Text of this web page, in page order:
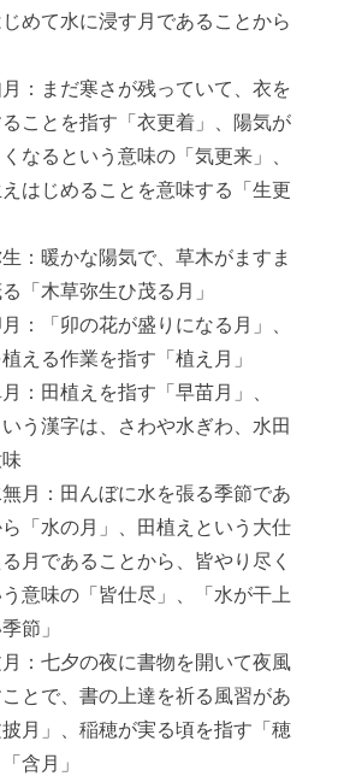
めて水に浸す月であることから
月：まだ寒さが残っていて、衣を
ことを指す「衣更着」、陽気が
なるという意味の「気更来」、
はじめることを意味する「生更
生：暖かな陽気で、草木がますま
「木草弥生ひ茂る月」
：「卯の花が盛りになる月」、
える作業を指す「植え月」
：田植えを指す「早苗月」、
いう漢字は、さわや水ぎわ、水田
無月：田んぼに水を張る季節であ
「水の月」、田植えという大仕
月であることから、皆やり尽く
意味の「皆仕尽」、「水が干上
節」
月：七夕の夜に書物を開いて夜風
とで、書の上達を祈る風習があ
月」、稲穂が実る頃を指す「穂
含月」